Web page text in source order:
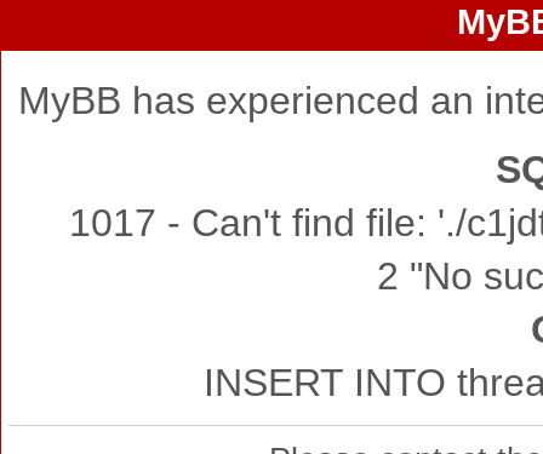
MyBB has experienced an
1017 - Can't find file: './
2 "No
INSERT INTO